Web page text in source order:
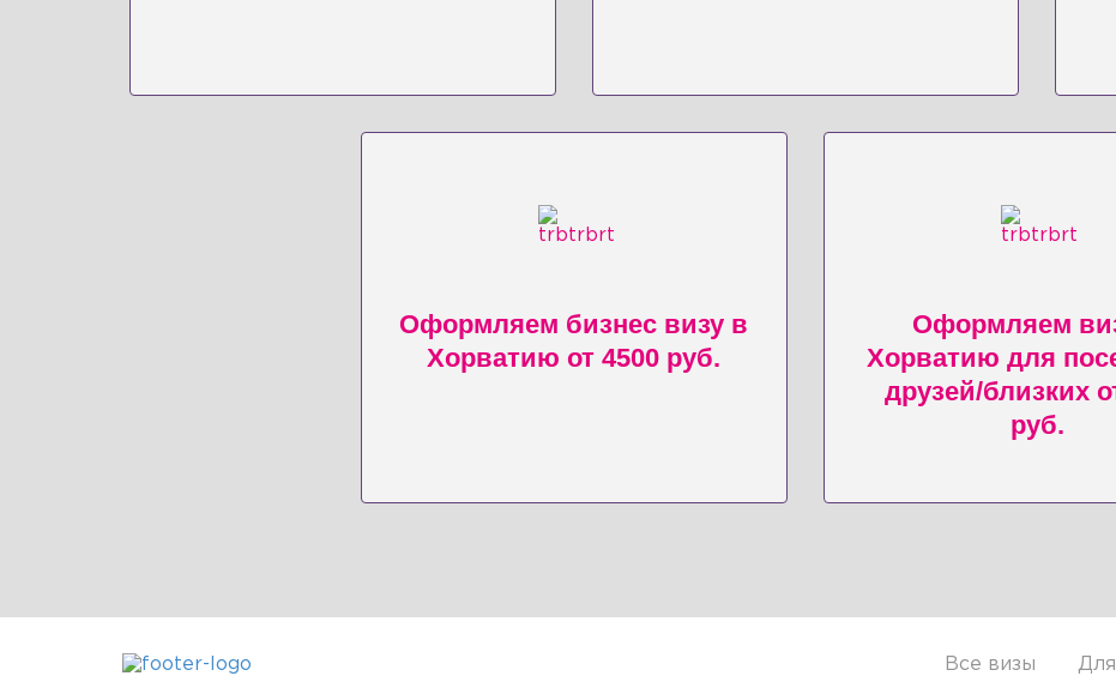
Оформляем бизнес визу в
Хорватию от 4500 руб.
Оформляем
Хорватию для
друзей/близких
руб.
Все визы